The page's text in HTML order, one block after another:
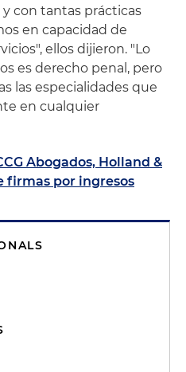
con tantas prácticas
en capacidad de
ellos dijieron. "Lo
es derecho penal, pero
las especialidades que
en cualquier
Abogados, Holland &
firmas por ingresos